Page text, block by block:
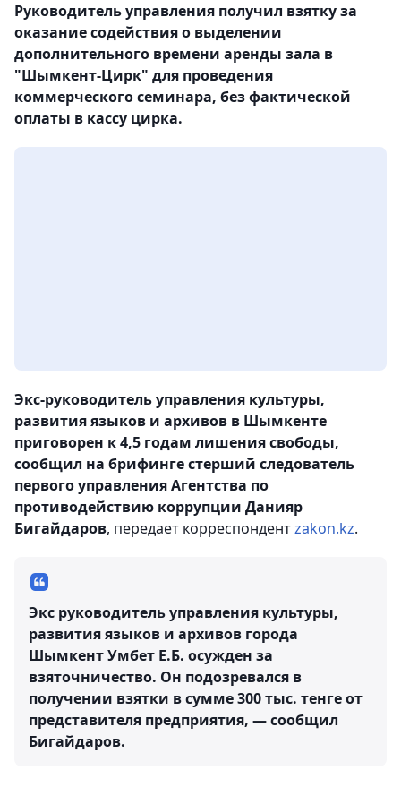
Руководитель управления получил взятку за
оказание содействия о выделении
дополнительного времени аренды зала в
"Шымкент-Цирк" для проведения
коммерческого семинара, без фактической
оплаты в кассу цирка.
Экс-руководитель управления культуры,
развития языков и архивов в Шымкенте
приговорен к 4,5 годам лишения свободы,
сообщил на брифинге стерший следователь
первого управления Агентства по
противодействию коррупции Данияр
Бигайдаров, передает корреспондентzakon.kz.
Экс руководитель управления культуры,
развития языков и архивов города
Шымкент Умбет Е.Б. осужден за
взяточничество. Он подозревался в
получении взятки в сумме 300 тыс. тенге от
представителя предприятия, — сообщил
Бигайдаров.